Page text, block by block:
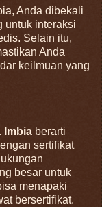
Anda dibekali
untuk interaksi
Selain itu,
Anda
keilmuan yang
Imbia berarti
sertifikat
besar untuk
menapaki
bersertifikat.